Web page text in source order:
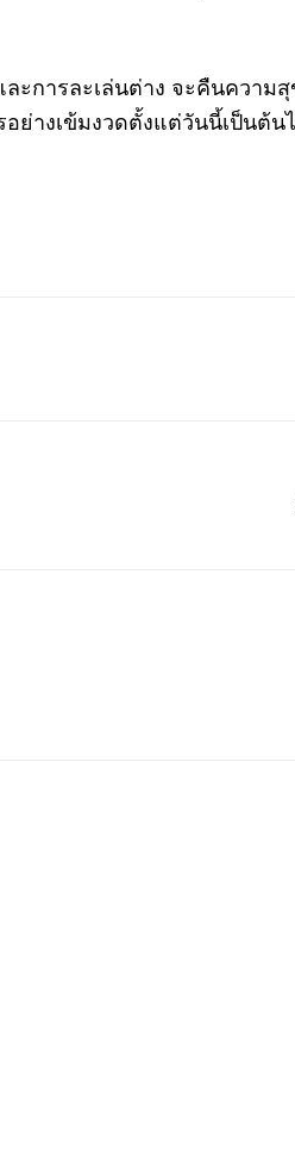
การละเล่นต่าง จะคืนควา
ย่างเข้มงวดตั้งแต่วันนี้เป็นต้น